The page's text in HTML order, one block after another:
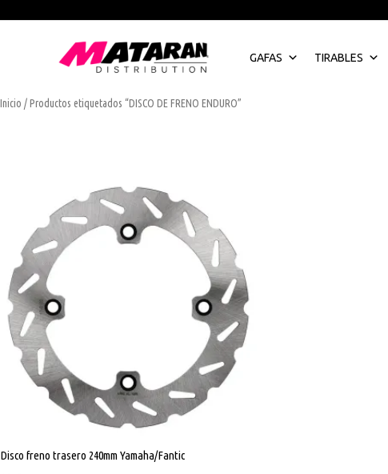
GAFAS TIRABLES
Inicio / Productos etiquetados “DISCO DE FRENO ENDURO”
Disco freno trasero 240mm Yamaha/Fantic